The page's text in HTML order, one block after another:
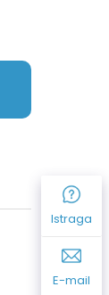
Istraga
E-mail